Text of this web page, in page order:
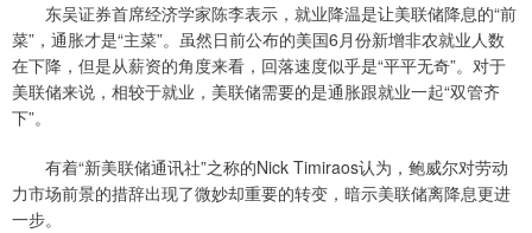
东吴证券首席经济学家陈李表示，就业降温是让美联储降息的“前
菜”，通胀才是“主菜”。虽然日前公布的美国6月份新增非农就业人数
在下降，但是从薪资的角度来看，回落速度似乎是“平平无奇”。对于
美联储来说，相较于就业，美联储需要的是通胀跟就业一起“双管齐
下”。
有着“新美联储通讯社”之称的Nick Timiraos认为，鲍威尔对劳动
力市场前景的措辞出现了微妙却重要的转变，暗示美联储离降息更进
一步。